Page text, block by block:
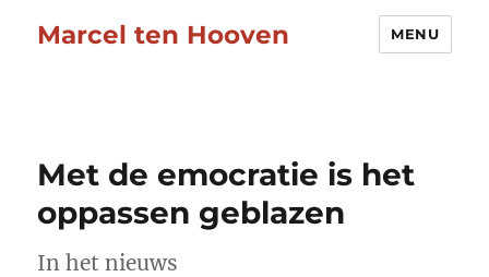
Marcel ten Hooven MENU
Met de emocratie is het
oppassen geblazen
In het nieuws